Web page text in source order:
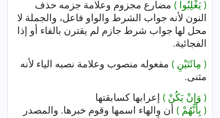
( يَغْلِبُوا ) مضارع مجزوم وعلامة جزمه حذف
النون لأنه جواب الشرط والواو فاعل، والجملة لا
محل لها جواب شرط جازم لم يقترن بالفاء أو إذا
الفجائية.
( مِائَتَيْنِ ) مفعوله منصوب وعلامة نصبه الياء لأنه
مثنى.
( وَإِنْ يَكُنْ ) إعرابها كسابقتها
( بِأَنَّهُمْ ) أن والهاء اسمها وقوم خبرها. والمصدر